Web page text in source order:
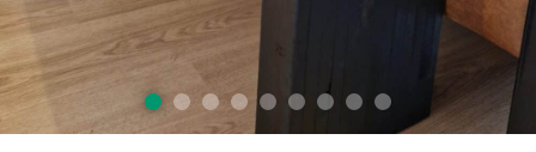
Contact